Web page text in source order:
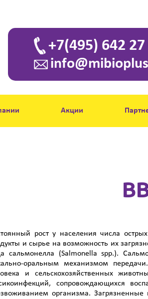
+7(495) 642 27
Акции
рост у населения числа
и сырье на возможность их
сальмонелла (Salmonella spp.).
оральным механизмом
и сельскохозяйственных
сопровождающихся
организма.